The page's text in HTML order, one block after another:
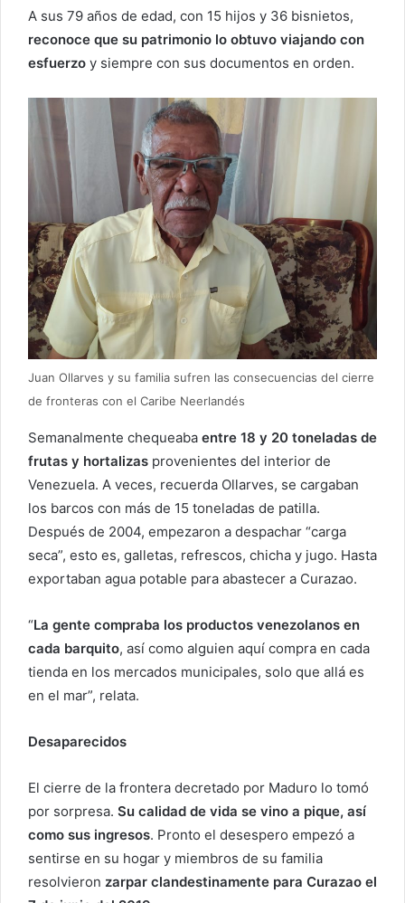
A sus 79 años de edad, con 15 hijos y 36 bisnietos,
reconoce que su patrimonio lo obtuvo viajando con
esfuerzo y siempre con sus documentos en orden.
Juan Ollarves y su familia sufren las consecuencias del cierre
de fronteras con el Caribe Neerlandés
Semanalmente chequeaba entre 18 y 20 toneladas de
frutas y hortalizas provenientes del interior de
Venezuela. A veces, recuerda Ollarves, se cargaban
los barcos con más de 15 toneladas de patilla.
Después de 2004, empezaron a despachar “carga
seca”, esto es, galletas, refrescos, chicha y jugo. Hasta
exportaban agua potable para abastecer a Curazao.
“La gente compraba los productos venezolanos en
cada barquito, así como alguien aquí compra en cada
tienda en los mercados municipales, solo que allá es
en el mar”, relata.
Desaparecidos
El cierre de la frontera decretado por Maduro lo tomó
por sorpresa. Su calidad de vida se vino a pique, así
como sus ingresos. Pronto el desespero empezó a
sentirse en su hogar y miembros de su familia
resolvieron zarpar clandestinamente para Curazao el